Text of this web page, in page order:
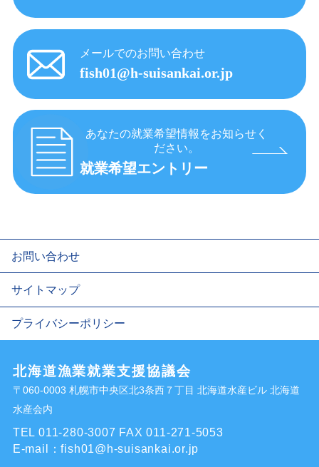
メールでのお問い合わせ
fish01@h-suisankai.or.jp
あなたの就業希望情報をお知らせく
ださい。
就業希望エントリー
お問い合わせ
サイトマップ
プライバシーポリシー
北海道漁業就業支援協議会
〒060-0003 札幌市中央区北3条西７丁目 北海道水産ビル 北海道
水産会内
TEL 011-280-3007 FAX 011-271-5053
E-mail：fish01@h-suisankai.or.jp